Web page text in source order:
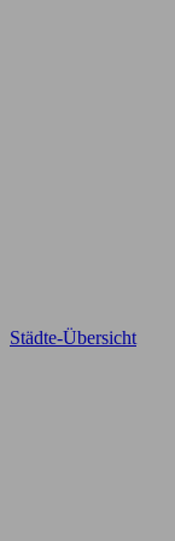
Städte-Übersicht